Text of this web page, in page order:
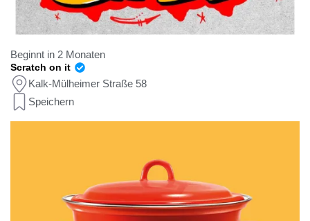
Beginnt in 2 Monaten
Scratch on it
Kalk-Mülheimer Straße 58
Speichern